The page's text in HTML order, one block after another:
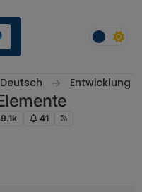
Deutsch Entwicklung
41